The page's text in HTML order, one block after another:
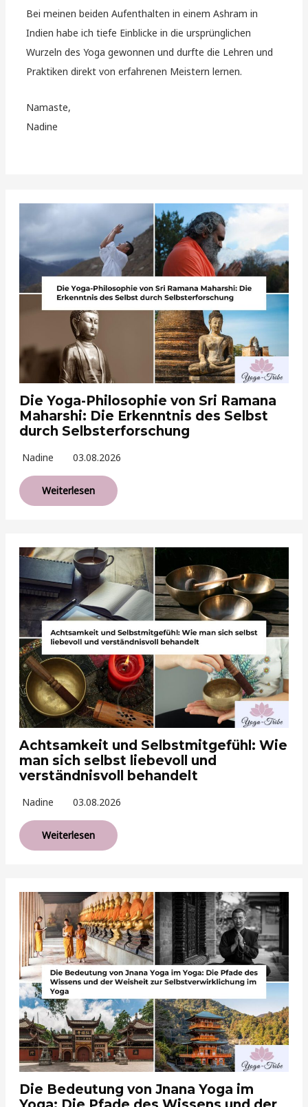
Bei meinen beiden Aufenthalten in einem Ashram in
Indien habe ich tiefe Einblicke in die ursprünglichen
Wurzeln des Yoga gewonnen und durfte die Lehren und
Praktiken direkt von erfahrenen Meistern lernen.
Namaste,
Nadine
Die Yoga-Philosophie von Sri Ramana
Maharshi: Die Erkenntnis des Selbst
durch Selbsterforschung
Nadine 03.08.2026
Weiterlesen
Achtsamkeit und Selbstmitgefühl: Wie
man sich selbst liebevoll und
verständnisvoll behandelt
Nadine 03.08.2026
Weiterlesen
Die Bedeutung von Jnana Yoga im